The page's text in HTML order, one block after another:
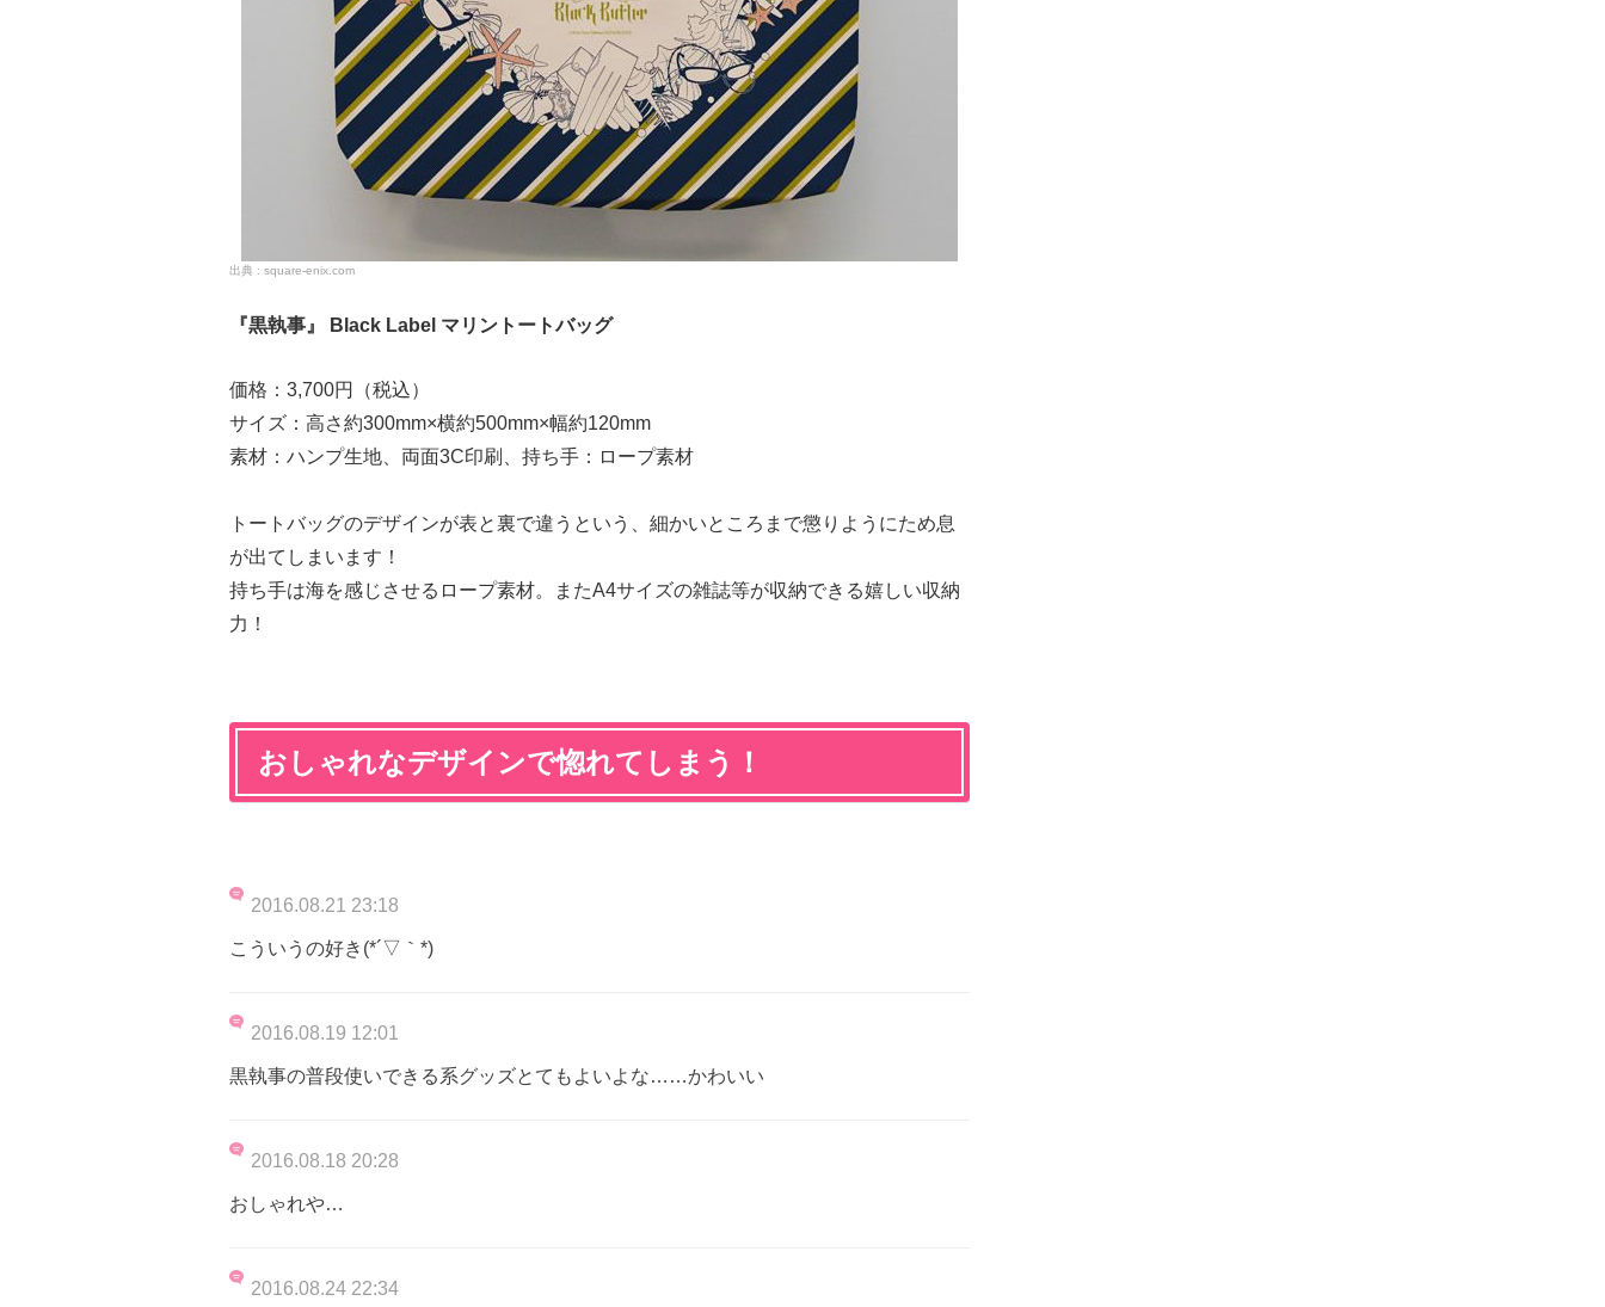
square-enix.com
『黒執事』 Black Label マリントートバッグ
価格：3,700円（税込）
サイズ：高さ約300mm×横約500mm×幅約120mm
素材：ハンプ生地、両面3C印刷、持ち手：ロープ素材
トートバッグのデザインが表と裏で違うという、細かいところまで懲りようにため息
が出てしまいます！
持ち手は海を感じさせるロープ素材。またA4サイズの雑誌等が収納できる嬉しい収納
力！
おしゃれなデザインで惚れてしまう！
2016.08.21 23:18
こういうの好き(*´▽｀*)
2016.08.19 12:01
黒執事の普段使いできる系グッズとてもよいよな……かわいい
2016.08.18 20:28
おしゃれや…
2016.08.24 22:34